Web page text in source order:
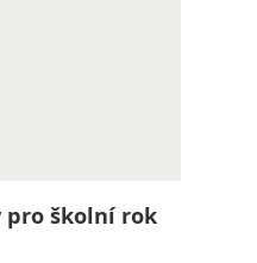
pro školní rok